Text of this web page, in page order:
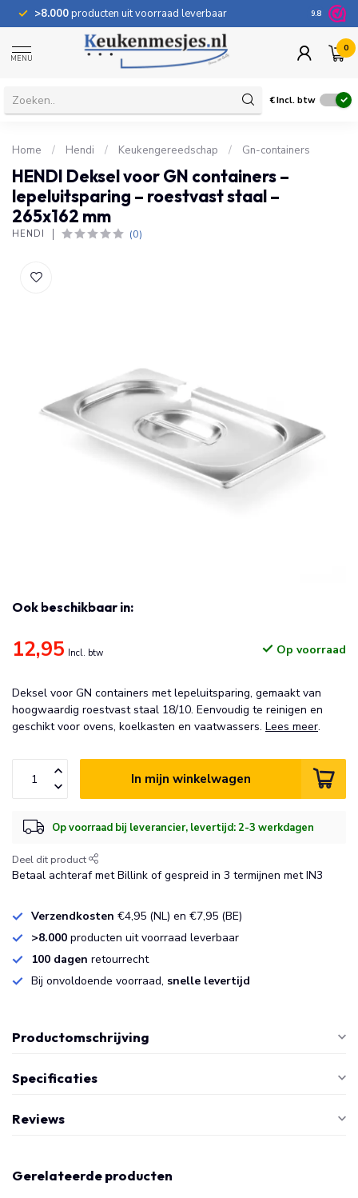
>8.000producten uit voorraad leverbaar 100
9.8
MENU
0
€Incl. btw
Home / Hendi / Keukengereedschap / Gn-containers
HENDI Deksel voor GN containers –
lepeluitsparing – roestvast staal –
265x162 mm
HENDI (0)
Ook beschikbaar in:
12,95 Incl. btw Op voorraad
Deksel voor GN containers met lepeluitsparing, gemaakt van
hoogwaardig roestvast staal 18/10. Eenvoudig te reinigen en
geschikt voor ovens, koelkasten en vaatwassers. Lees meer.
In mijn winkelwagen
Op voorraad bij leverancier, levertijd: 2-3 werkdagen
Deel dit product
Betaal achteraf met Billink of gespreid in 3 termijnen met IN3
Verzendkosten €4,95 (NL) en €7,95 (BE)
>8.000 producten uit voorraad leverbaar
100 dagen retourrecht
Bij onvoldoende voorraad, snelle levertijd
Productomschrijving
Specificaties
Reviews
Gerelateerde producten